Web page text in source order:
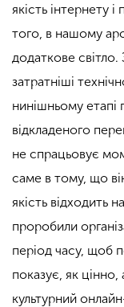
якість інтернету
того, в нашому
додаткове світло.
затратніші
нинішньому
відкладеного
не спрацьовує
саме в тому, що
якість відходить
проробили
період часу, щоб
показує, як
культурний